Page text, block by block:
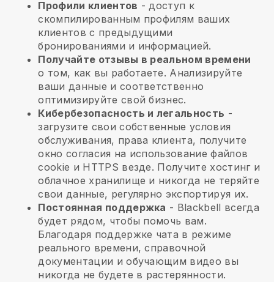
Профили клиентов - доступ к
скомпилированным профилям ваших
клиентов с предыдущими
бронированиями и информацией.
Получайте отзывы в реальном времени
о том, как вы работаете. Анализируйте
ваши данные и соответственно
оптимизируйте свой бизнес.
Кибербезопасность и легальность -
загрузите свои собственные условия
обслуживания, права клиента, получите
окно согласия на использование файлов
cookie и HTTPS везде. Получите хостинг и
облачное хранилище и никогда не теряйте
свои данные, регулярно экспортируя их.
Постоянная поддержка - Blackbell всегда
будет рядом, чтобы помочь вам.
Благодаря поддержке чата в режиме
реального времени, справочной
документации и обучающим видео вы
никогда не будете в растерянности.